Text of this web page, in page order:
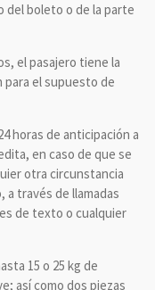
del boleto o de la parte
el pasajero tiene la
para el supuesto de
horas de anticipación a
en caso de que se
otra circunstancia
través de llamadas
de texto o cualquier
15 o 25 kg de
así como dos piezas